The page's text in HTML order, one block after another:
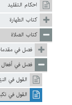
احكام التقليد
كتاب الطهارة
كتاب الصلاة
فصل في
فصل في أفعال
القول في
القول في